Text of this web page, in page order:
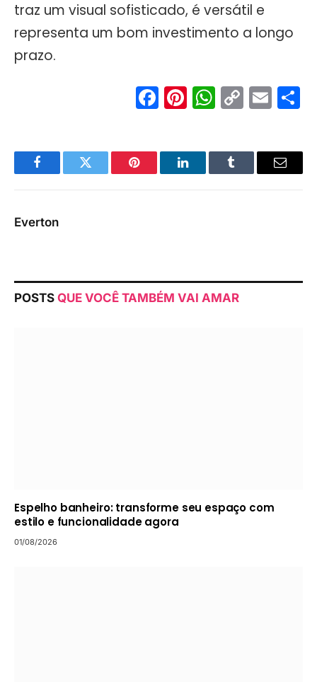
traz um visual sofisticado, é versátil e
representa um bom investimento a longo
prazo.
Facebook
Pinterest
Copy
Link
FacebookTwitter Pinterest LinkedInTumblr Email
Everton
POSTS QUE VOCÊ TAMBÉM VAI AMAR
Espelho banheiro: transforme seu espaço com
estilo e funcionalidade agora
01/08/2026